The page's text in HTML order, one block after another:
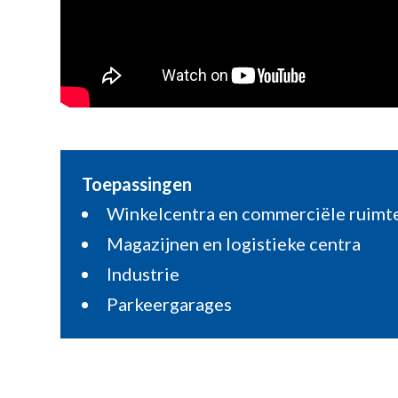
Toepassingen
Winkelcentra en commerciële
Magazijnen en logistieke centra
Industrie
Parkeergarages